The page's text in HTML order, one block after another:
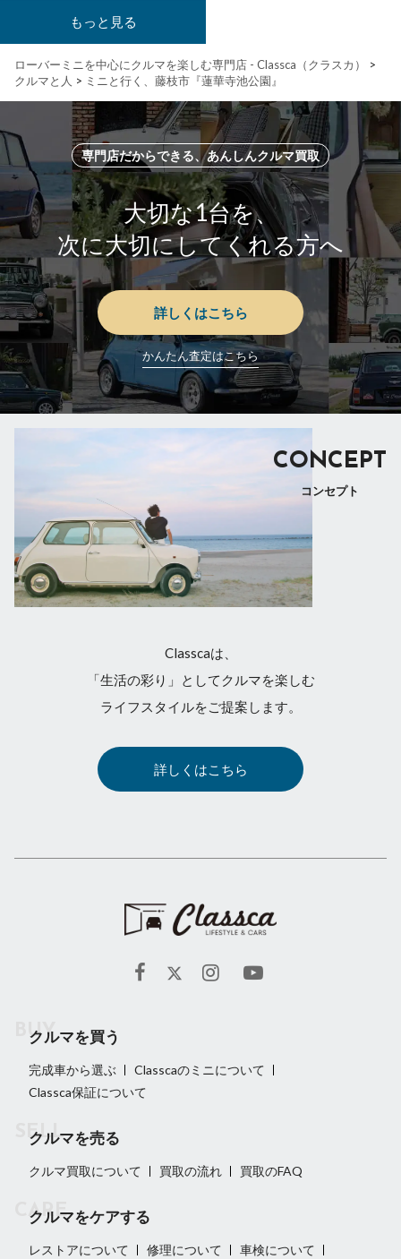
もっと見る
ローバーミニを中心にクルマを楽しむ専門店 - Classca（クラスカ）
>
クルマと人 > ミニと行く、藤枝市『蓮華寺池公園』
専門店だからできる、あんしんクルマ買取
大切な1台を、
次に大切にしてくれる方へ
詳しくはこちら
かんたん査定はこちら
CONCEPT
コンセプト
Classcaは、
「生活の彩り」としてクルマを楽しむ
ライフスタイルをご提案します。
詳しくはこちら
クルマを買う
完成車から選ぶ
Classcaのミニについて
Classca保証について
クルマを売る
クルマ買取について 買取の流れ 買取のFAQ
クルマをケアする
レストアについて 修理について
車検について